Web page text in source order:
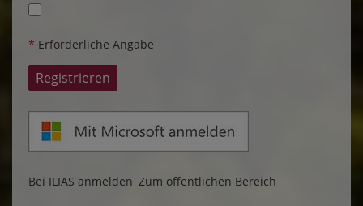
* Erforderliche Angabe
Bei ILIAS anmelden Zum öffentlichen Bereich